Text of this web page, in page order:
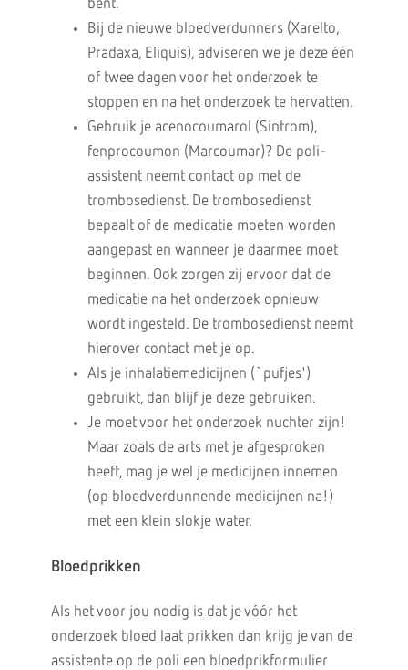
bent.
Bij de nieuwe bloedverdunners (Xarelto,
Pradaxa, Eliquis), adviseren we je deze één
of twee dagen voor het onderzoek te
stoppen en na het onderzoek te hervatten.
Gebruik je acenocoumarol (Sintrom),
fenprocoumon (Marcoumar)? De poli-
assistent neemt contact op met de
trombosedienst. De trombosedienst
bepaalt of de medicatie moeten worden
aangepast en wanneer je daarmee moet
beginnen. Ook zorgen zij ervoor dat de
medicatie na het onderzoek opnieuw
wordt ingesteld. De trombosedienst neemt
hierover contact met je op.
Als je inhalatiemedicijnen (`pufjes')
gebruikt, dan blijf je deze gebruiken.
Je moet voor het onderzoek nuchter zijn!
Maar zoals de arts met je afgesproken
heeft, mag je wel je medicijnen innemen
(op bloedverdunnende medicijnen na!)
met een klein slokje water.
Bloedprikken
Als het voor jou nodig is dat je vóór het
onderzoek bloed laat prikken dan krijg je van de
assistente op de poli een bloedprikformulier